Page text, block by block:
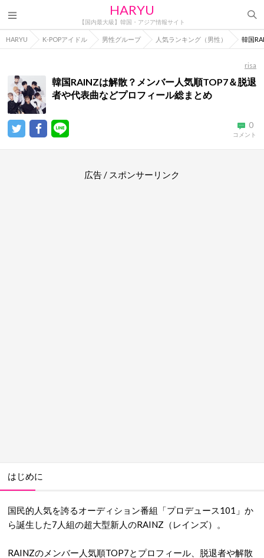
HARYU
【国内最大級】韓国・アジア情報サイト
HARYU K-POPアイドル 男性グループ 人気ランキング（男性） 韓国
risa
韓国RAINZは解散？メンバー人気順TOP7＆脱退
者や代表曲などプロフィール総まとめ
0
コメント
広告 / スポンサーリンク
はじめに
国民的人気を誇るオーディション番組「プロデュース101」か
ら誕生した7人組の超大型新人のRAINZ（レインズ）。
RAINZのメンバー人気順TOP7とプロフィール、脱退者や解散